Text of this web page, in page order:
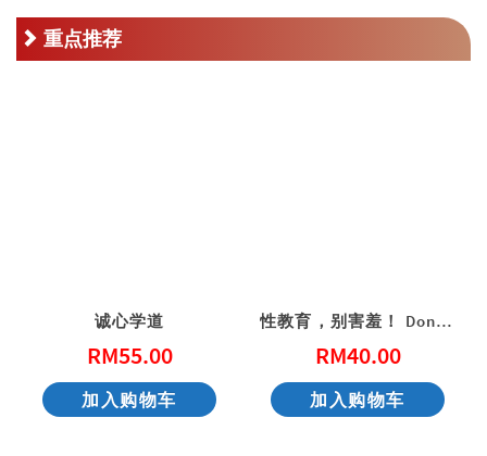
重点推荐
诚心学道
RM55.00
加入购物车
性教育，别害羞！ Don’t Be Shy: A Friendly Guide to Sex Education
RM40.00
加入购物车